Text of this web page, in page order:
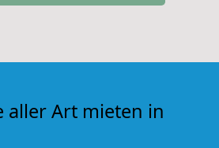
aller Art mieten in